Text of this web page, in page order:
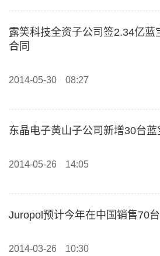
露笑科技全资子公司签2.34亿蓝
合同
2014-05-30 08:27
东晶电子黄山子公司新增30台蓝
2014-05-26 14:05
Juropol预计今年在中国销售70
2014-03-26 10:30